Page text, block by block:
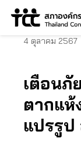
Skip
4 ตุลาคม 2567
เตือนภั
ตากแห้
แปรรูป